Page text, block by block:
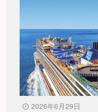
2026年6月29日